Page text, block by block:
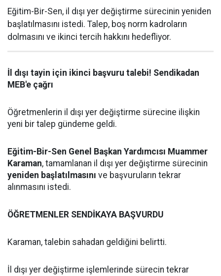
Eğitim-Bir-Sen, il dışı yer değiştirme sürecinin yeniden
başlatılmasını istedi. Talep, boş norm kadroların
dolmasını ve ikinci tercih hakkını hedefliyor.
İl dışı tayin için ikinci başvuru talebi! Sendikadan
MEB'e çağrı
Öğretmenlerin il dışı yer değiştirme sürecine ilişkin
yeni bir talep gündeme geldi.
Eğitim-Bir-Sen Genel Başkan Yardımcısı Muammer
Karaman, tamamlanan il dışı yer değiştirme sürecinin
yeniden başlatılmasını ve başvuruların tekrar
alınmasını istedi.
ÖĞRETMENLER SENDİKAYA BAŞVURDU
Karaman, talebin sahadan geldiğini belirtti.
İl dışı yer değiştirme işlemlerinde sürecin tekrar